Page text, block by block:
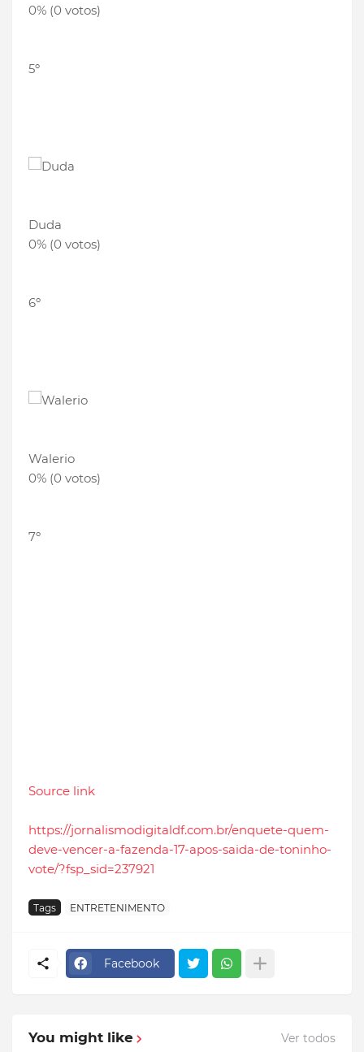
0% (0 votos)
5º
Duda
0% (0 votos)
6º
Walerio
0% (0 votos)
7º
Source link
https://jornalismodigitaldf.com.br/enquete-quem-
deve-vencer-a-fazenda-17-apos-saida-de-toninho-
vote/?fsp_sid=237921
Tags ENTRETENIMENTO
Facebook
You might like Ver todos